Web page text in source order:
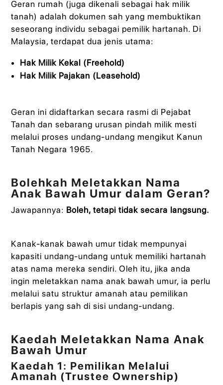
Geran rumah (juga dikenali sebagai hak milik
tanah) adalah dokumen sah yang membuktikan
seseorang individu sebagai pemilik hartanah. Di
Malaysia, terdapat dua jenis utama:
Hak Milik Kekal (Freehold)
Hak Milik Pajakan (Leasehold)
Geran ini didaftarkan secara rasmi di Pejabat
Tanah dan sebarang urusan pindah milik mesti
melalui proses undang-undang mengikut Kanun
Tanah Negara 1965.
Bolehkah Meletakkan Nama
Anak Bawah Umur dalam Geran?
Jawapannya: Boleh, tetapi tidak secara langsung.
Kanak-kanak bawah umur tidak mempunyai
kapasiti undang-undang untuk memiliki hartanah
atas nama mereka sendiri. Oleh itu, jika anda
ingin meletakkan nama anak bawah umur, ia perlu
melalui satu struktur amanah atau pemilikan
berlapis yang sah di sisi undang-undang.
Kaedah Meletakkan Nama Anak
Bawah Umur
Kaedah 1: Pemilikan Melalui
Amanah (Trustee Ownership)